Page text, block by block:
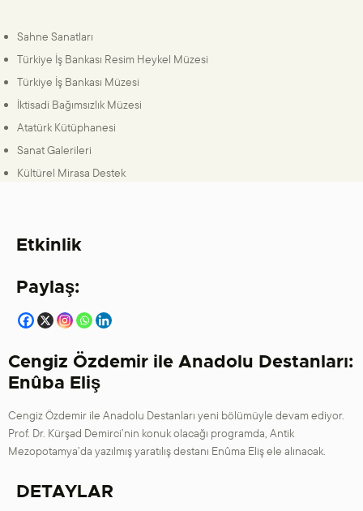
Sahne Sanatları
Türkiye İş Bankası Resim Heykel Müzesi
Türkiye İş Bankası Müzesi
İktisadi Bağımsızlık Müzesi
Atatürk Kütüphanesi
Sanat Galerileri
Kültürel Mirasa Destek
Etkinlik
Paylaş:
Cengiz Özdemir ile Anadolu Destanları:
Enûba Eliş
Cengiz Özdemir ile Anadolu Destanları yeni bölümüyle devam ediyor.
Prof. Dr. Kürşad Demirci’nin konuk olacağı programda, Antik
Mezopotamya’da yazılmış yaratılış destanı Enûma Eliş ele alınacak.
DETAYLAR